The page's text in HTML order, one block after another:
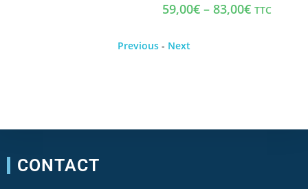
59,00€ – 83,00€ TTC
Previous - Next
CONTACT